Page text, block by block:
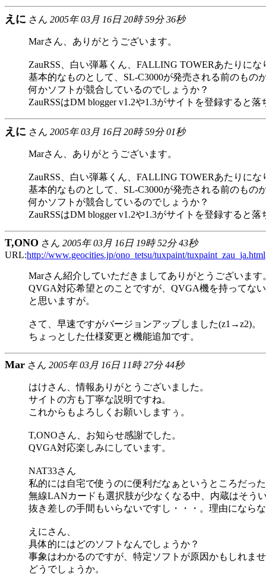
えに さん 2005年 03月 16日 20時 59分 36秒
Marさん、ありがとうございます。
ZauRSS、白い弾幕くん、FALLING TOWERあたりにな
基本的なものとして、SL-C3000が発売される前のも
何かソフトが競合しているのでしょうか？
ZauRSSはDM blogger v1.2や1.3がサイトを登録すると
えに さん 2005年 03月 16日 20時 59分 01秒
Marさん、ありがとうございます。
ZauRSS、白い弾幕くん、FALLING TOWERあたりにな
基本的なものとして、SL-C3000が発売される前のも
何かソフトが競合しているのでしょうか？
ZauRSSはDM blogger v1.2や1.3がサイトを登録すると
T,ONO さん 2005年 03月 16日 19時 52分 43秒
URL:http://www.geocities.jp/ono_tetsu/tuxpaint/tuxpaint_zau_ja.html
Marさん紹介していただきましてありがとうございます
QVGA対応希望とのことですが、QVGA機を持ってな
と思いますが。
さて、早速ですがバージョンアップしました(z1→z2)。
ちょっとした仕様変更と機能追加です。
Mar さん 2005年 03月 16日 11時 27分 44秒
はけさん、情報ありがとうございました。
サイトの方も丁寧な説明ですね。
これからもよろしくお願いしますぅ。
T,ONOさん、お知らせ感謝でした。
QVGA対応楽しみにしています。
NAT33さん
私的には自宅で使うのに便利だなぁというところだっ
無線LANカードも選択肢が少なくなる中、内蔵はそう
抜き差しの手間もいらないですし・・・。理由になら
えにさん、
具体的にはどのソフトなんでしょうか？
事象はわかるのですが、特定ソフトが原因かもしれま
どうでしょうか。